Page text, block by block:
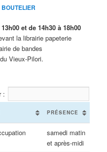
et de 14h30 à 18h00
la librairie papeterie
de bandes
Vieux-Pilori.
:
PRÉSENCE
samedi matin
et après-midi